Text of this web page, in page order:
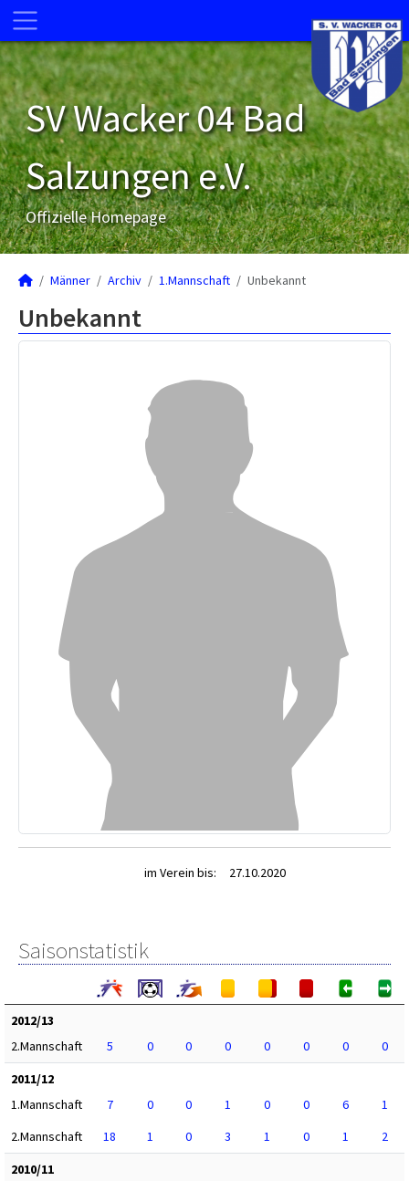
SV Wacker 04 Bad
Salzungen e.V.
Offizielle Homepage
Männer Archiv 1.Mannschaft Unbekannt
Unbekannt
im Verein bis: 27.10.2020
Saisonstatistik
2012/13
2.Mannschaft
5 0 0 0 0 0 0
0
2011/12
1.Mannschaft
7 0 0 1 0 0 6
1
2.Mannschaft
18 1 0 3 1 0 1
2
2010/11